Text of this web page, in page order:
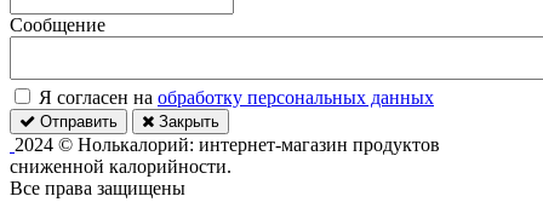
Сообщение
Я согласен на обработку персональных данных
Отправить Закрыть
2024 © Нолькалорий: интернет-магазин продуктов
сниженной калорийности.
Все права защищены